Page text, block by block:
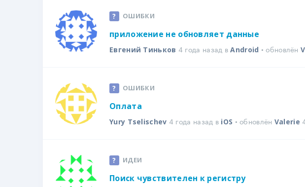
ОШИБКИ
приложение не обновляет данные
Евгений Тиньков 4 года назад вAndroid • обновлён
ОШИБКИ
Оплата
Yury Tselischev 4 года назад в iOS • обновлён Valerie
ИДЕИ
Поиск чувствителен к регистру